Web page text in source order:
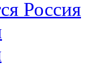
Россия